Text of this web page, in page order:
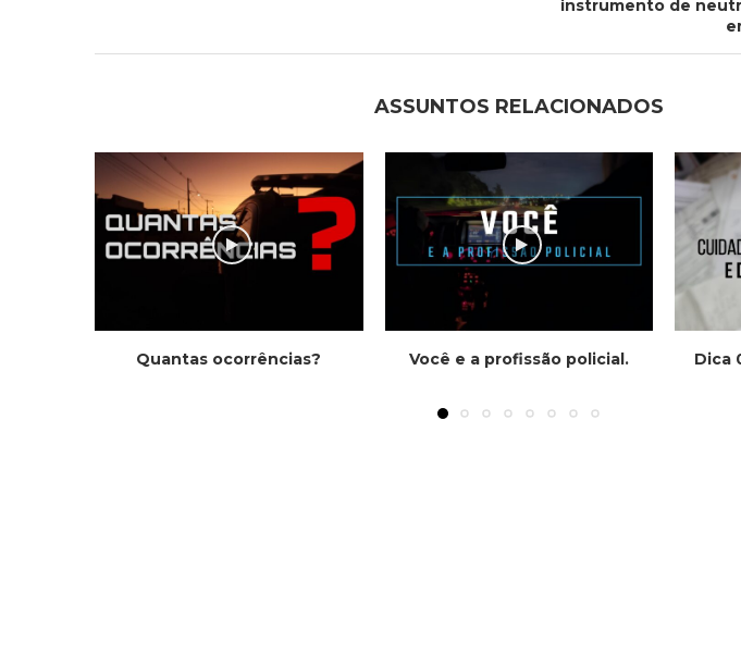
instrumento de
ASSUNTOS RELACIONADOS
Quantas ocorrências? Você e a profissão policial.
Dica